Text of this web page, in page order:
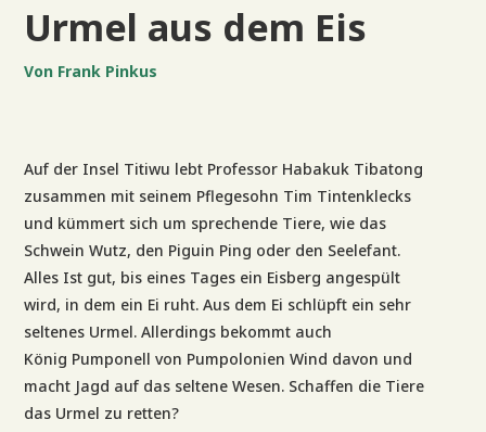
Urmel aus dem Eis
Von Frank Pinkus
Auf der Insel Titiwu lebt Professor Habakuk Tibatong
zusammen mit seinem Pflegesohn Tim Tintenklecks
und kümmert sich um sprechende Tiere, wie das
Schwein Wutz, den Piguin Ping oder den Seelefant.
Alles Ist gut, bis eines Tages ein Eisberg angespült
wird, in dem ein Ei ruht. Aus dem Ei schlüpft ein sehr
seltenes Urmel. Allerdings bekommt auch
König Pumponell von Pumpolonien Wind davon und
macht Jagd auf das seltene Wesen. Schaffen die Tiere
das Urmel zu retten?